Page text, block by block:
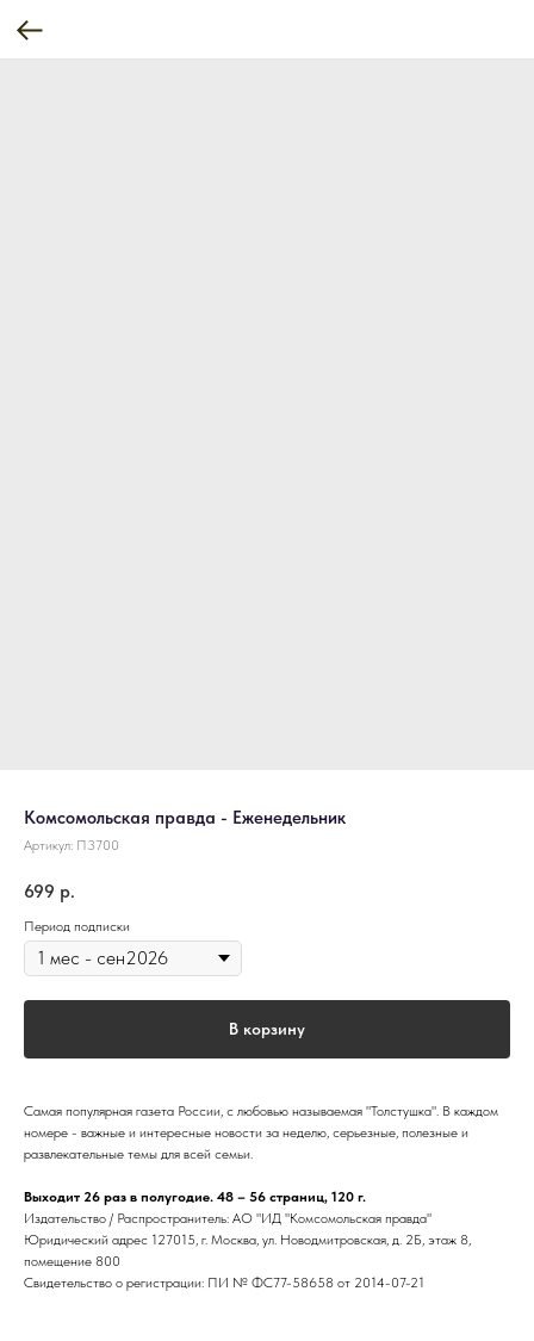
Комсомольская правда - Еженедельник
Артикул: П3700
699 р.
Период подписки
В корзину
Самая популярная газета России, с любовью называемая "Толстушка". В каждом
номере - важные и интересные новости за неделю, серьезные, полезные и
развлекательные темы для всей семьи.
Выходит 26 раз в полугодие. 48 – 56 страниц, 120 г.
Издательство / Распространитель: АО "ИД "Комсомольская правда"
Юридический адрес 127015, г. Москва, ул. Новодмитровская, д. 2Б, этаж 8,
помещение 800
Свидетельство о регистрации: ПИ № ФС77-58658 от 2014-07-21